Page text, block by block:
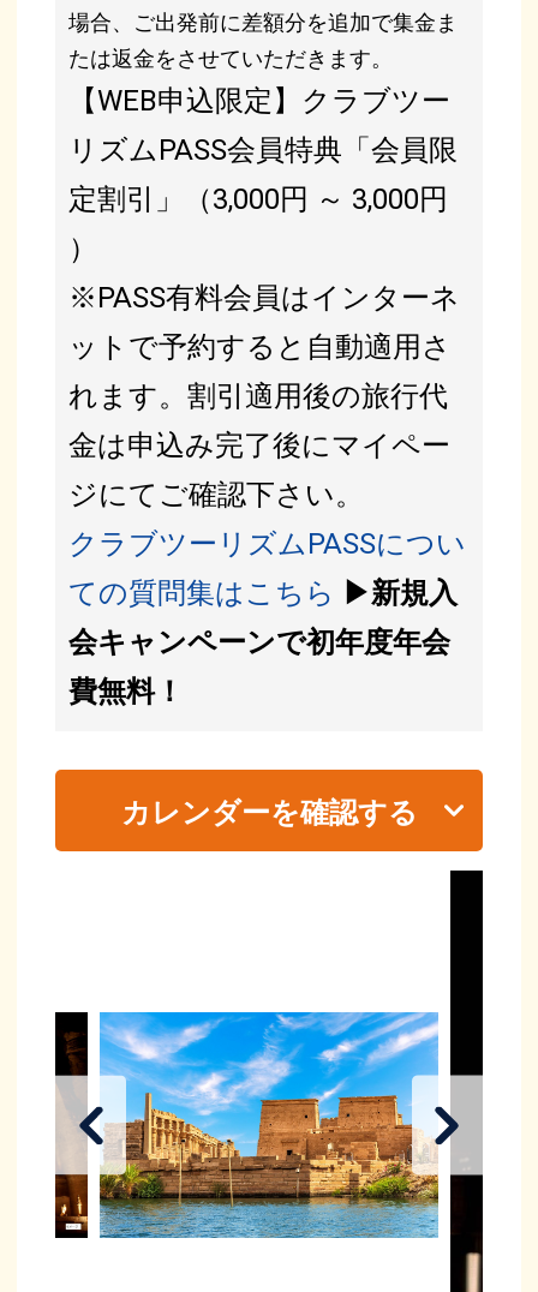
場合、ご出発前に差額分を追加で集金ま
たは返金をさせていただきます。
【WEB申込限定】クラブツー
リズムPASS会員特典「会員限
定割引」（3,000円 ～ 3,000円
）
※PASS有料会員はインターネ
ットで予約すると自動適用さ
れます。割引適用後の旅行代
金は申込み完了後にマイペー
ジにてご確認下さい。
クラブツーリズムPASSについ
ての質問集はこちら ▶新規入
会キャンペーンで初年度年会
費無料！
カレンダーを確認する